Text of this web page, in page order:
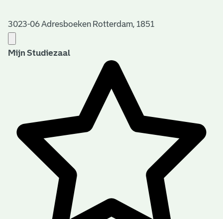
3023-06 Adresboeken Rotterdam, 1851
Mijn Studiezaal